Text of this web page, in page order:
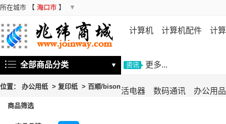
所在城市 【 海口市 】 ▼
计算机 计算机配件 计
机 存储设备
活电器 数码通讯 办公用品
全部商品分类 ▼ 资讯 更多...
位置： 办公用纸 > 复印纸 > 百顺/bison
商品筛选